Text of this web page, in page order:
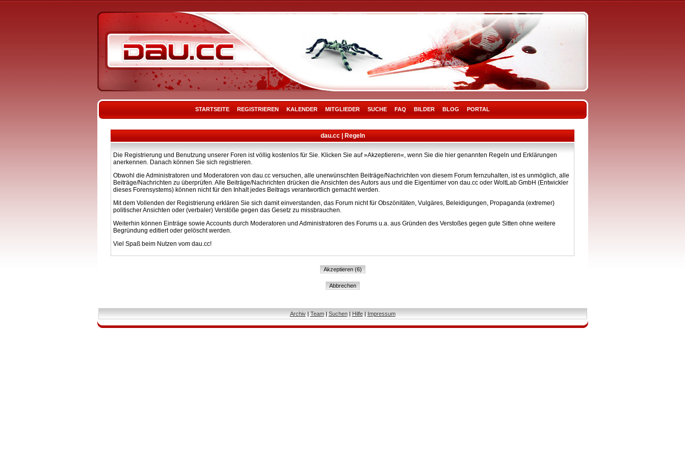
STARTSEITE REGISTRIEREN KALENDER MITGLIEDER SUCHE FAQ BILDER BLOG PORTAL
dau.cc | Regeln
Die Registrierung und Benutzung unserer Foren ist völlig kostenlos für Sie. Klicken Sie auf »Akzeptieren«, wenn Sie die hier genannten Regeln und Erklärungen
anerkennen. Danach können Sie sich registrieren.
Obwohl die Administratoren und Moderatoren von dau.cc versuchen, alle unerwünschten Beiträge/Nachrichten von diesem Forum fernzuhalten, ist es unmöglich, alle
Beiträge/Nachrichten zu überprüfen. Alle Beiträge/Nachrichten drücken die Ansichten des Autors aus und die Eigentümer von dau.cc oder WoltLab GmbH (Entwickler
dieses Forensystems) können nicht für den Inhalt jedes Beitrags verantwortlich gemacht werden.
Mit dem Vollenden der Registrierung erklären Sie sich damit einverstanden, das Forum nicht für Obszönitäten, Vulgäres, Beleidigungen, Propaganda (extremer)
politischer Ansichten oder (verbaler) Verstöße gegen das Gesetz zu missbrauchen.
Weiterhin können Einträge sowie Accounts durch Moderatoren und Administratoren des Forums u.a. aus Gründen des Verstoßes gegen gute Sitten ohne weitere
Begründung editiert oder gelöscht werden.
Viel Spaß beim Nutzen vom dau.cc!
Archiv| Team| Suchen| Hilfe| Impressum